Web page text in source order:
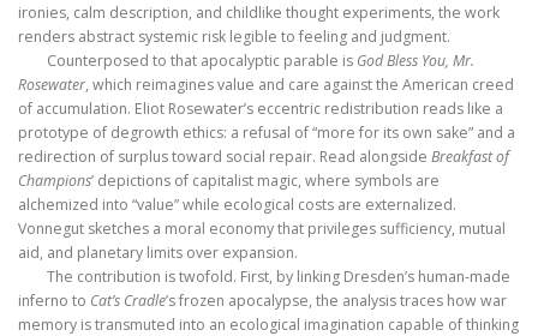
ironies, calm description, and childlike thought experiments, the work
renders abstract systemic risk legible to feeling and judgment.
Counterposed to that apocalyptic parable is God Bless You, Mr.
Rosewater, which reimagines value and care against the American creed
of accumulation. Eliot Rosewater’s eccentric redistribution reads like a
prototype of degrowth ethics: a refusal of “more for its own sake” and a
redirection of surplus toward social repair. Read alongside Breakfast of
Champions’ depictions of capitalist magic, where symbols are
alchemized into “value” while ecological costs are externalized.
Vonnegut sketches a moral economy that privileges sufficiency, mutual
aid, and planetary limits over expansion.
The contribution is twofold. First, by linking Dresden’s human-made
inferno to Cat’s Cradle’s frozen apocalypse, the analysis traces how war
memory is transmuted into an ecological imagination capable of thinking